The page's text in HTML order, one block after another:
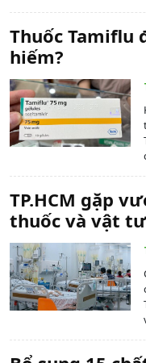
Thuốc Tamiflu
hiếm?
TP.HCM gặp
thuốc và vật